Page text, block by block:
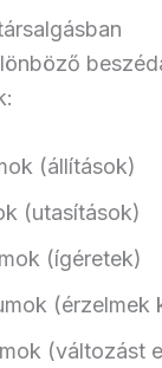
(állítások)
(utasítások)
(ígéretek)
(érzelmek
(változást